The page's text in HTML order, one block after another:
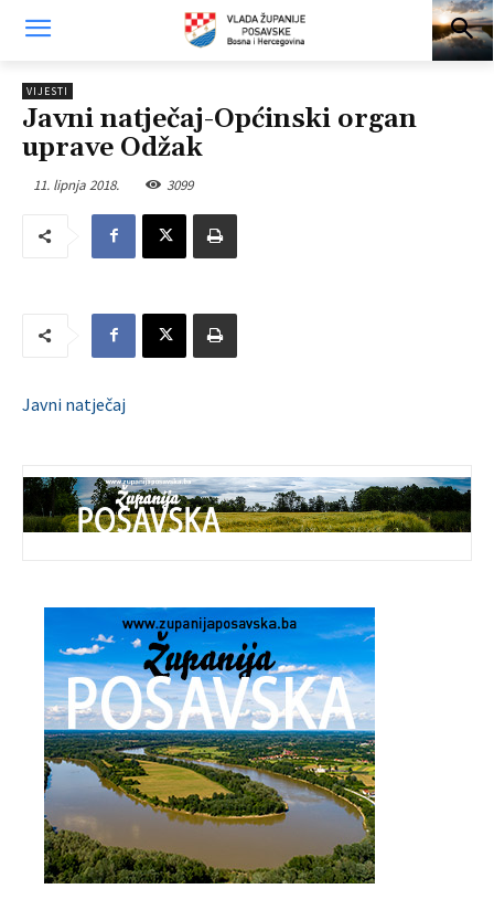
VIJESTI
Javni natječaj-Općinski organ
uprave Odžak
11. lipnja 2018. 3099
Javni natječaj